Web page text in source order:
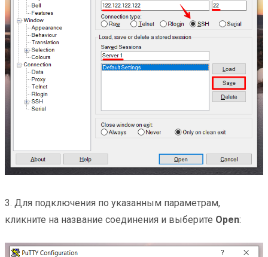
3. Для подключения по указанным параметрам,
кликните на название соединения и выберите Open: